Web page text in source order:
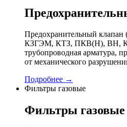
Предохранительный
КЗГЭМ, КТЗ, ПКВ(Н), ВН,
трубопроводная арматура,
от механического
Подробнее →
Фильтры газовые
Фильтры газовые